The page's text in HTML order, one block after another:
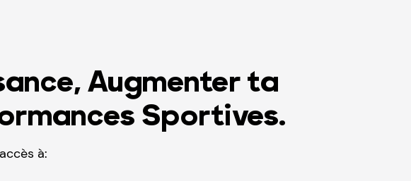
Augmenter ta
Sportives.
à: